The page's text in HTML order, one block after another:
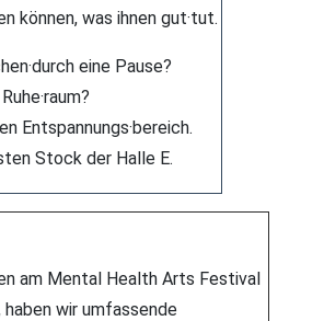
können, was ihnen gut·tut.
eine Pause?
Entspannungs·bereich.
Stock der Halle E.
am Mental Health Arts Festival
haben wir umfassende